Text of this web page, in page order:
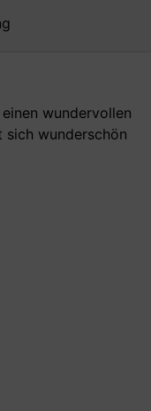
wundervollen
sich wunderschön